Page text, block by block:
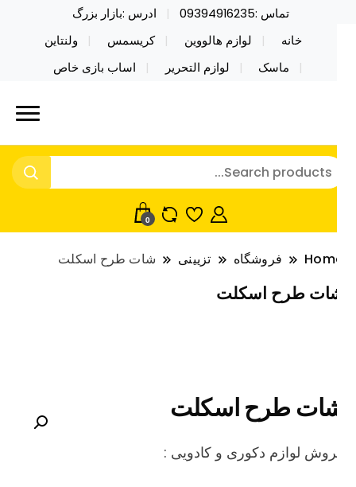
تماس :09394916235
ادرس :بازار بزرگ
خانه
لوازم هالووین کریسمس
ولنتاین
ماسک
لوازم التحریر اساب بازی خاص
تاین کادویی کریسمس اکسسوری
محصولات خاص فیجت اسباب بازی تراول ماگ نایکر
فروش عمده لوازم هالووین ولن تاین کادویی
اکسسوری ماسک در واردات مستقیم
0
فروشگاه تزیینی شات طرح اسکلت
طرح اسکلت
طرح اسکلت
لوازم دکوری و کادویی :